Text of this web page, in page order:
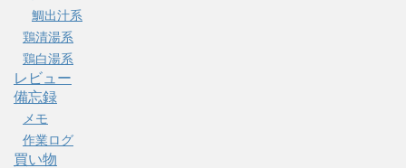
鯛出汁系
鶏清湯系
鶏白湯系
レビュー
備忘録
メモ
作業ログ
買い物